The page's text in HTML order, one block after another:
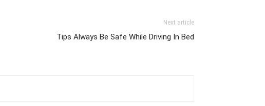
Next article
Tips Always Be Safe While Driving In Bed